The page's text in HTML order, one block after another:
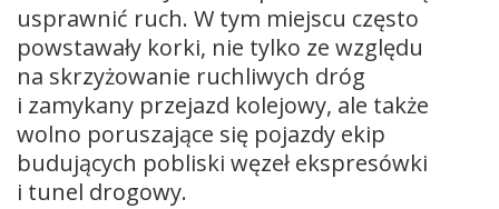
usprawnić ruch. W tym miejscu często
powstawały korki, nie tylko ze względu
na skrzyżowanie ruchliwych dróg
i zamykany przejazd kolejowy, ale także
wolno poruszające się pojazdy ekip
budujących pobliski węzeł ekspresówki
i tunel drogowy.